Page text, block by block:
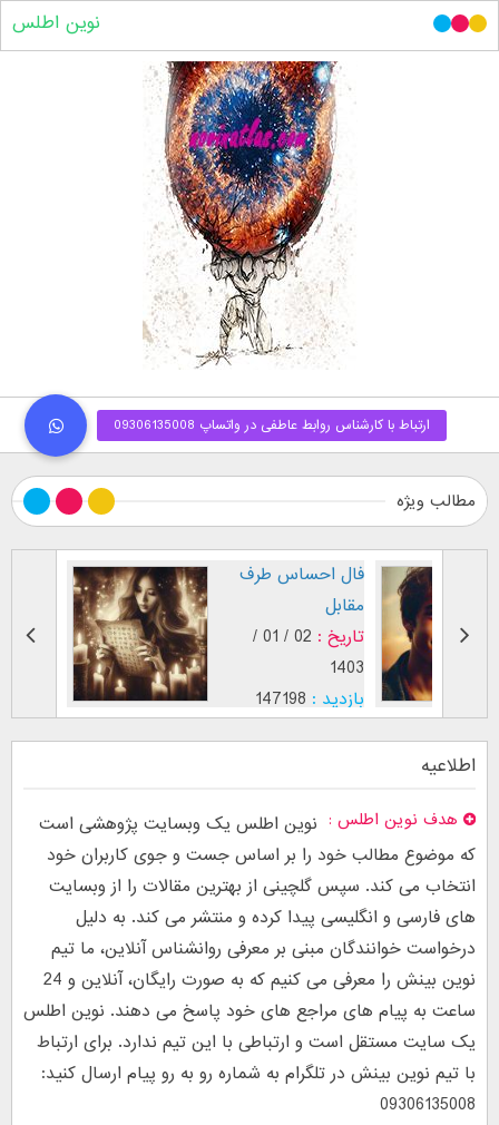
نوین اطلس
مطالب ویژه
فال احساس طرف
تاریخ :
02 / 01 /
بازدید :147198
پسر عاشق (
اطلاعیه
هدف نوین اطلس
نوین اطلس یک وبسایت پژوهشی است
که موضوع مطالب خود را بر اساس جست و جوی کاربران خود
انتخاب می کند. سپس گلچینی از بهترین مقالات را از وبسایت
های فارسی و انگلیسی پیدا کرده و منتشر می کند. به دلیل
درخواست خوانندگان مبنی بر معرفی روانشناس آنلاین، ما تیم
نوین بینش را معرفی می کنیم که به صورت رایگان، آنلاین و 24
ساعت به پیام های مراجع های خود پاسخ می دهند. نوین اطلس
یک سایت مستقل است و ارتباطی با این تیم ندارد. برای ارتباط
با تیم نوین بینش در تلگرام به شماره رو به رو پیام ارسال کنید:
09306135008